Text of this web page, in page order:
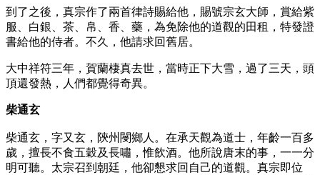
到了之後，真宗作了兩首律詩賜給他，賜號宗玄大師，賞給紫
服、白銀、茶、帛、香、藥，為免除他的道觀的田租，特發證
書給他的侍者。不久，他請求回舊居。
大中祥符三年，賀蘭棲真去世，當時正下大雪，過了三天，頭
頂還發熱，人們都覺得奇異。
柴通玄
柴通玄，字又玄，陝州閿鄉人。在承天觀為道士，年齡一百多
歲，擅長不食五穀及長嘯，惟飲酒。他所說唐末的事，一一分
明可聽。太宗召到朝廷，他卻懇求回自己的道觀。真宗即位